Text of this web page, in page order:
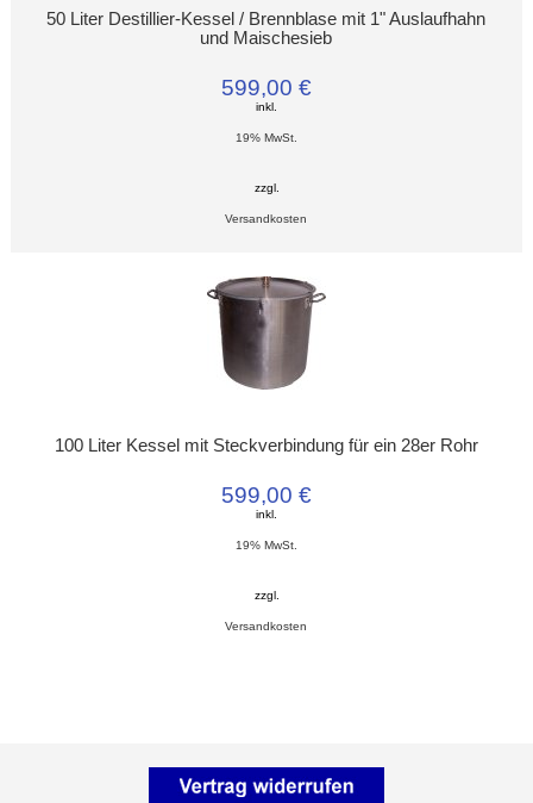
50 Liter Destillier-Kessel / Brennblase mit 1" Auslaufhahn
und Maischesieb
599,00 €
inkl.
19% MwSt.
zzgl.
Versandkosten
100 Liter Kessel mit Steckverbindung für ein 28er Rohr
599,00 €
inkl.
19% MwSt.
zzgl.
Versandkosten